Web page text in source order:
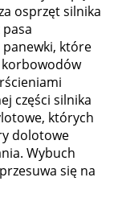
osprzęt silnika
panewki, które
korbowodów
części silnika
których
dolotowe
Wybuch
się na